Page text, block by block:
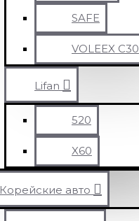
SAFE
VOLEEX C30
Lifan
520
X60
Корейские авто